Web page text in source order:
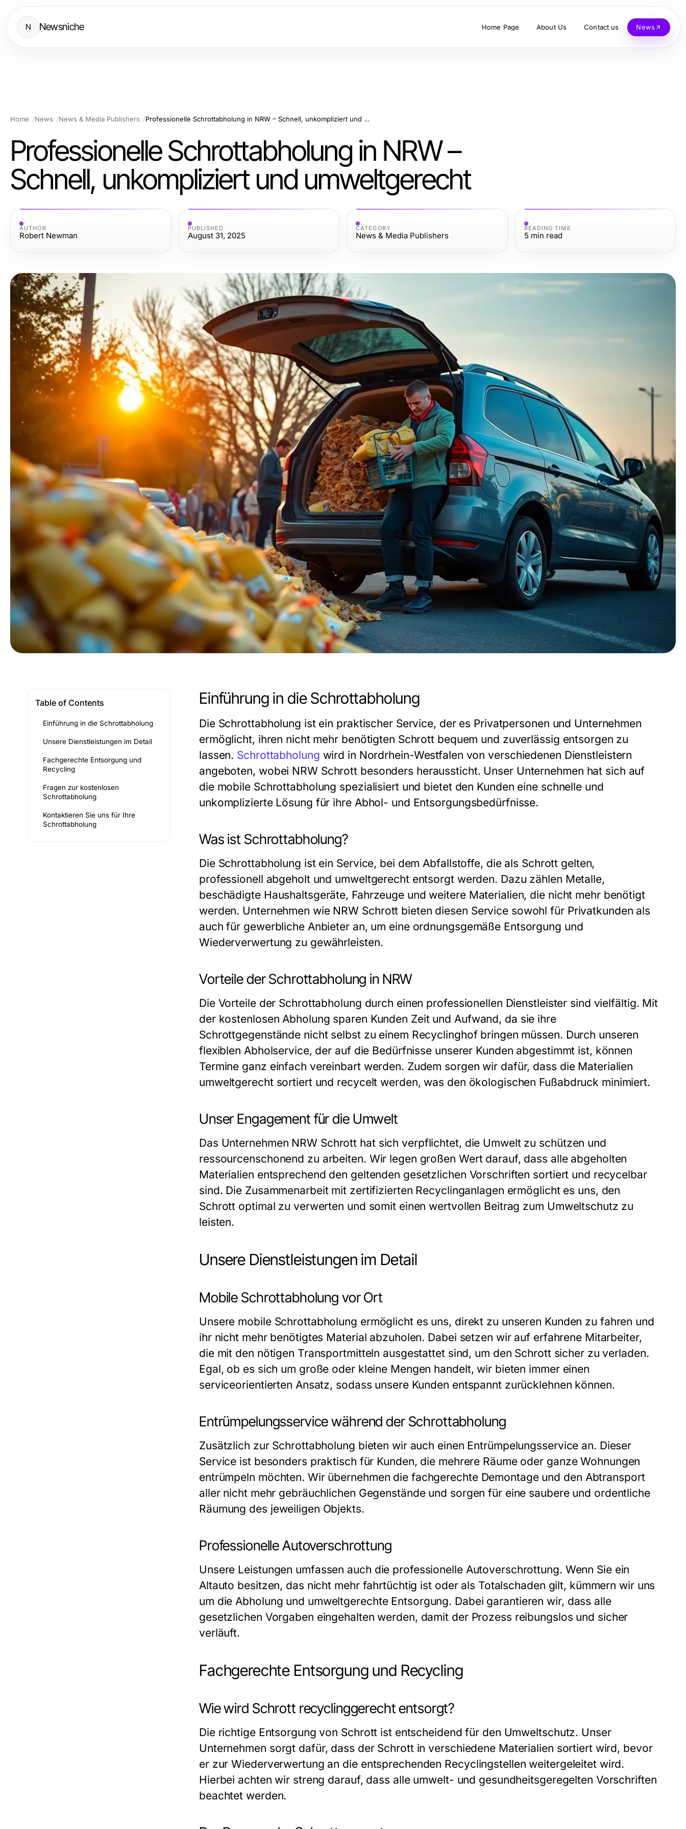
N Newsniche Home Page About Us Contact us News
Home News News & Media Publishers Professionelle Schrottabholung in NRW – Schnell, unkompliziert und umweltgerecht
Professionelle Schrottabholung in NRW –
Schnell, unkompliziert und umweltgerecht
AUTHOR
Robert Newman
PUBLISHED
August 31, 2025
CATEGORY
News & Media Publishers
READING TIME
5 min read
Table of Contents
Einführung in die Schrottabholung
Unsere Dienstleistungen im Detail
Fachgerechte Entsorgung und
Recycling
Fragen zur kostenlosen
Schrottabholung
Kontaktieren Sie uns für Ihre
Schrottabholung
Einführung in die Schrottabholung
Die Schrottabholung ist ein praktischer Service, der es Privatpersonen und Unternehmen
ermöglicht, ihren nicht mehr benötigten Schrott bequem und zuverlässig entsorgen zu
lassen. Schrottabholung wird in Nordrhein-Westfalen von verschiedenen Dienstleistern
angeboten, wobei NRW Schrott besonders heraussticht. Unser Unternehmen hat sich auf
die mobile Schrottabholung spezialisiert und bietet den Kunden eine schnelle und
unkomplizierte Lösung für ihre Abhol- und Entsorgungsbedürfnisse.
Was ist Schrottabholung?
Die Schrottabholung ist ein Service, bei dem Abfallstoffe, die als Schrott gelten,
professionell abgeholt und umweltgerecht entsorgt werden. Dazu zählen Metalle,
beschädigte Haushaltsgeräte, Fahrzeuge und weitere Materialien, die nicht mehr benötigt
werden. Unternehmen wie NRW Schrott bieten diesen Service sowohl für Privatkunden als
auch für gewerbliche Anbieter an, um eine ordnungsgemäße Entsorgung und
Wiederverwertung zu gewährleisten.
Vorteile der Schrottabholung in NRW
Die Vorteile der Schrottabholung durch einen professionellen Dienstleister sind vielfältig. Mit
der kostenlosen Abholung sparen Kunden Zeit und Aufwand, da sie ihre
Schrottgegenstände nicht selbst zu einem Recyclinghof bringen müssen. Durch unseren
flexiblen Abholservice, der auf die Bedürfnisse unserer Kunden abgestimmt ist, können
Termine ganz einfach vereinbart werden. Zudem sorgen wir dafür, dass die Materialien
umweltgerecht sortiert und recycelt werden, was den ökologischen Fußabdruck minimiert.
Unser Engagement für die Umwelt
Das Unternehmen NRW Schrott hat sich verpflichtet, die Umwelt zu schützen und
ressourcenschonend zu arbeiten. Wir legen großen Wert darauf, dass alle abgeholten
Materialien entsprechend den geltenden gesetzlichen Vorschriften sortiert und recycelbar
sind. Die Zusammenarbeit mit zertifizierten Recyclinganlagen ermöglicht es uns, den
Schrott optimal zu verwerten und somit einen wertvollen Beitrag zum Umweltschutz zu
leisten.
Unsere Dienstleistungen im Detail
Mobile Schrottabholung vor Ort
Unsere mobile Schrottabholung ermöglicht es uns, direkt zu unseren Kunden zu fahren und
ihr nicht mehr benötigtes Material abzuholen. Dabei setzen wir auf erfahrene Mitarbeiter,
die mit den nötigen Transportmitteln ausgestattet sind, um den Schrott sicher zu verladen.
Egal, ob es sich um große oder kleine Mengen handelt, wir bieten immer einen
serviceorientierten Ansatz, sodass unsere Kunden entspannt zurücklehnen können.
Entrümpelungsservice während der Schrottabholung
Zusätzlich zur Schrottabholung bieten wir auch einen Entrümpelungsservice an. Dieser
Service ist besonders praktisch für Kunden, die mehrere Räume oder ganze Wohnungen
entrümpeln möchten. Wir übernehmen die fachgerechte Demontage und den Abtransport
aller nicht mehr gebräuchlichen Gegenstände und sorgen für eine saubere und ordentliche
Räumung des jeweiligen Objekts.
Professionelle Autoverschrottung
Unsere Leistungen umfassen auch die professionelle Autoverschrottung. Wenn Sie ein
Altauto besitzen, das nicht mehr fahrtüchtig ist oder als Totalschaden gilt, kümmern wir uns
um die Abholung und umweltgerechte Entsorgung. Dabei garantieren wir, dass alle
gesetzlichen Vorgaben eingehalten werden, damit der Prozess reibungslos und sicher
verläuft.
Fachgerechte Entsorgung und Recycling
Wie wird Schrott recyclinggerecht entsorgt?
Die richtige Entsorgung von Schrott ist entscheidend für den Umweltschutz. Unser
Unternehmen sorgt dafür, dass der Schrott in verschiedene Materialien sortiert wird, bevor
er zur Wiederverwertung an die entsprechenden Recyclingstellen weitergeleitet wird.
Hierbei achten wir streng darauf, dass alle umwelt- und gesundheitsgeregelten Vorschriften
beachtet werden.